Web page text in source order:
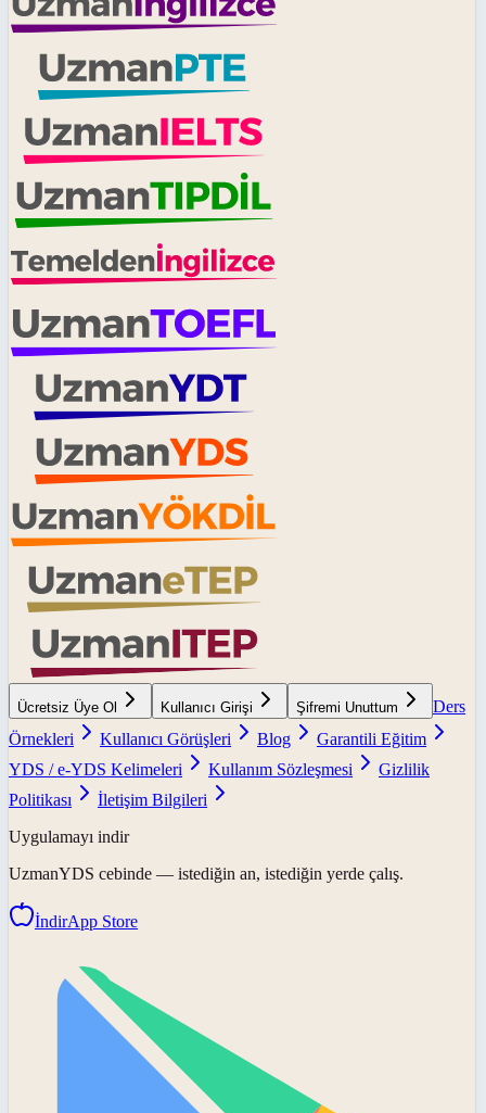
Ücretsiz Üye Ol Kullanıcı Girişi Şifremi Unuttum
Ders
Örnekleri
Kullanıcı Görüşleri Blog
Garantili Eğitim
YDS / e-YDS Kelimeleri
Kullanım Sözleşmesi
Gizlilik
Politikası
İletişim Bilgileri
Uygulamayı indir
UzmanYDS cebinde — istediğin an, istediğin yerde çalış.
İndirApp Store